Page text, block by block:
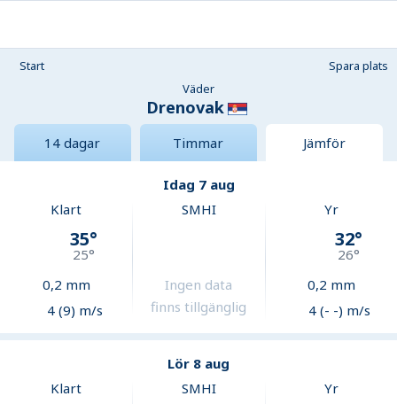
Start
Spara plats
Väder
Drenovak
14 dagar Timmar Jämför
Idag 7 aug
Klart
35°
25°
0,2 mm
4 (9) m/s
SMHI
Ingen data
finns tillgänglig
Yr
32°
26°
0,2 mm
4 (- -) m/s
Lör 8 aug
Klart
SMHI Yr